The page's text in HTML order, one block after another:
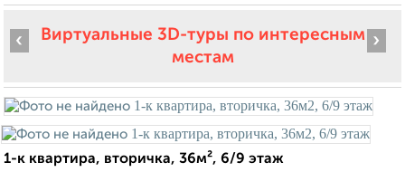
Виртуальные 3D-туры по интересным
местам
‹ ›
1-к квартира, вторичка, 36м², 6/9 этаж